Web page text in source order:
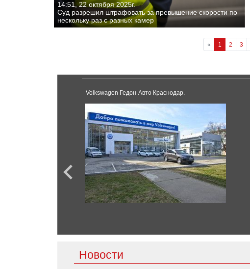
14:51, 22 октября 2025г.
Суд разрешил штрафовать за превышение скорости по
нескольку раз с разных камер
« 1 2 3
Volkswagen Гедон-Авто Краснодар.
Новости